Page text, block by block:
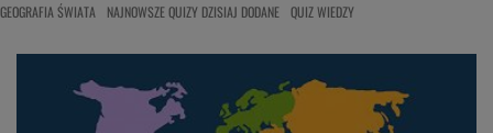
GEOGRAFIA ŚWIATA NAJNOWSZE QUIZY DZISIAJ DODANE QUIZ WIEDZY